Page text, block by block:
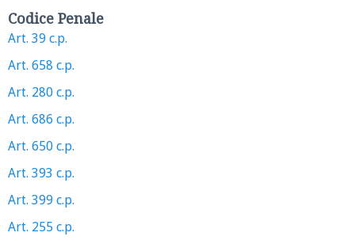
Codice Penale
Art. 39 c.p.
Art. 658 c.p.
Art. 280 c.p.
Art. 686 c.p.
Art. 650 c.p.
Art. 393 c.p.
Art. 399 c.p.
Art. 255 c.p.